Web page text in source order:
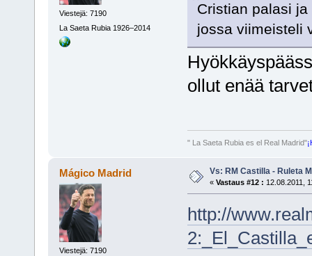
Viestejä: 7190
La Saeta Rubia 1926–2014
Cristian palasi
jossa viimeisteli
ollut enää
" La Saeta Rubia es el Real Madrid"
Mágico Madrid
Viestejä: 7190
Vs: RM Castilla - Ruleta
« Vastaus #12 : 12.08.2011,
http://